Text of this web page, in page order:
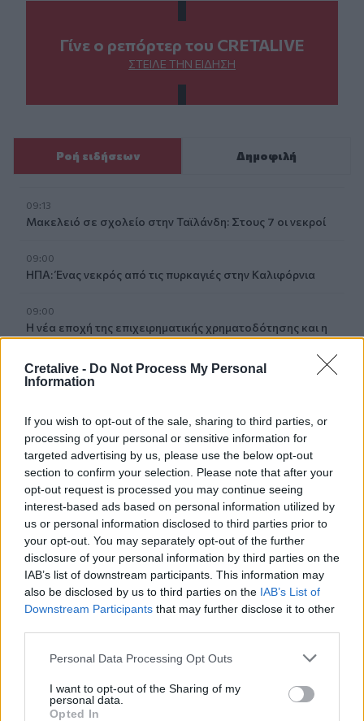
Cretalive - Do Not Process My Personal
Information
If you wish to opt-out of the sale, sharing to third parties, or
processing of your personal or sensitive information for
targeted advertising by us, please use the below opt-out
section to confirm your selection. Please note that after your
opt-out request is processed you may continue seeing
interest-based ads based on personal information utilized by
us or personal information disclosed to third parties prior to
your opt-out. You may separately opt-out of the further
disclosure of your personal information by third parties on the
IAB’s list of downstream participants. This information may
also be disclosed by us to third parties on the IAB’s List of
Downstream Participants that may further disclose it to other
Personal Data Processing Opt Outs
I want to opt-out of the Sharing of my
personal data.
Opted In
Γίνε ο ρεπόρτερ του CRETALIVE
ΣΤΕΊΛΕ ΤΗΝ ΕΊΔΗΣΗ
Ροή ειδήσεων Δημοφιλή
09:13
Μακελειό σε σχολείο στην Ταϊλάνδη: Στους 7 οι νεκροί
09:00
ΗΠΑ: Ένας νεκρός από τις πυρκαγιές στην Καλιφόρνια
09:00
Η νέα εποχή της επιχειρηματικής χρηματοδότησης και η
αξία των συνεργειών
08:54
Αίγιο: Νεκρός 52χρονος οδηγός λεωφορείου, υπέστη
καρδιακό επεισόδιο στο τιμόνι
Σίντνεϊ Τάουλ: Πέθανε σε ηλικία 26 ετών η σταρ του
TikTok
08:34
«Καμίνι» τις επόμενες ημέρες η Κρήτη και μελτέμια έως 8
08:30
(βίντεο)